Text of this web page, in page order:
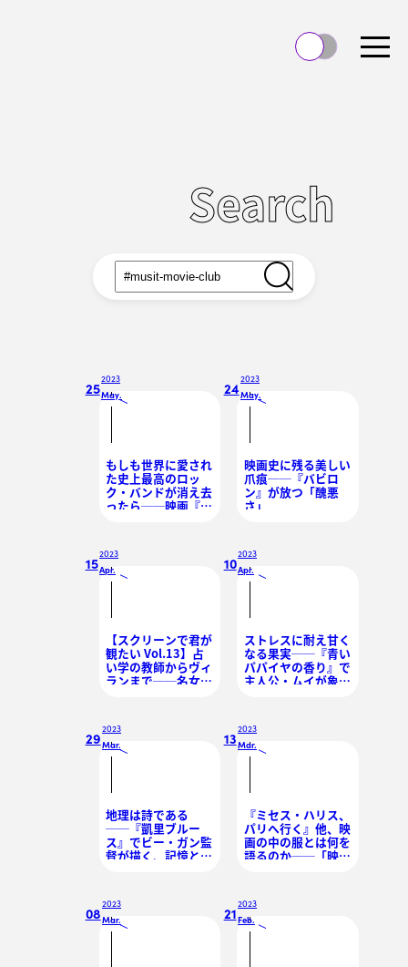
Search
25
2023
May./
もしも世界に愛され
た史上最高のロッ
ク・バンドが消え去
ったら──映画『イ
24
2023
May./
映画史に残る美しい
爪痕──『バビロ
ン』が放つ「醜悪
さ」
15
2023
Apr. /
【スクリーンで君が
観たい Vol.13】占
い学の教師からヴィ
ランまで──名女
メソッド
10
2023
Apr. /
ストレスに耐え甘く
なる果実──『青い
パパイヤの香り』で
主人公・ムイが象徴
29
2023
Mar./
地理は詩である
──『凱里ブルー
ス』でビー・ガン監
督が描く、記憶と空
13
2023
Mar./
『ミセス・ハリス、
パリへ行く』他、映
画の中の服とは何を
語るのか──「映画
08
2023
Mar./
21
2023
Feb. /